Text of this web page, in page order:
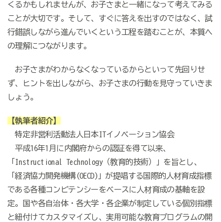
くるかもしれませんが、お子さまと一緒になって考えてみる
ことが大切です。そして、すぐに答えを出すのではなく、試
行錯誤しながら進んでいくという工程を踏むことが、本質へ
の理解につながります。
お子さまがわからなくなっているからといって先回りせ
ず、ヒントを出しながら、お子さまの行動を見守っていきま
しょう。
【執筆者紹介】
特定非営利活動法人日本ITイノベーション協会
平成16年1月に内閣府からの認証を得て以来、
「Instructional Technology（教育的技術）」を旨とし、
「経済協力開発機構(OECD)」が提唱する国際的人材育成指標
である各種コンピテンシーをベースに人材育成の基軸を設
定。国や各自治体・各大学・各企業が制定している個別指標
と紐付けてカスタマイズし、実用可能な教育プログラムの開